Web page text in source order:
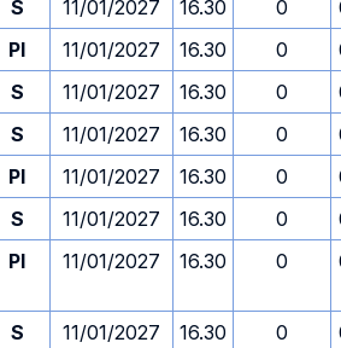
S 11/01/2027 16.30 0
PI 11/01/2027 16.30 0
S 11/01/2027 16.30 0
S 11/01/2027 16.30 0
PI 11/01/2027 16.30 0
S 11/01/2027 16.30 0
PI 11/01/2027 16.30 0
S 11/01/2027 16.30 0